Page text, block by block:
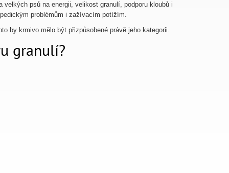
psů na energii, velikost granulí, podporu kloubů i
problémům i zažívacím potížím.
by krmivo mělo být přizpůsobené právě jeho kategorii.
granulí?